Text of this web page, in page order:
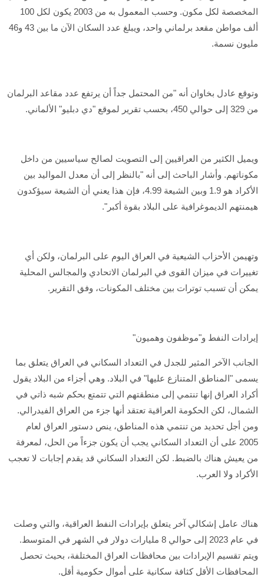
المخصصة لكل مكون. وحسب المعمول به من 2003 يكون لكل 100
ألف مواطن مقعد برلماني واحد، ويبلغ عدد السكان الآن ما بين 43 و46
مليون نسمة.
وتوقع عادل بخاوان أنه "من المحتمل جداً أن يرتفع عدد مقاعد البرلمان
من 329 إلى حوالي 450، بحسب تقرير لموقع "دي دبليو" الألماني.
ويميل الكثير من العراقيين إلى التصويت لصالح سياسيين من داخل
مكوناتهم. وأشار الباحث إلى أنه "بالنظر إلى أن معدل المواليد بين
الأكراد هو 1.9 وبين الشيعة 4.99، فإن هذا يعني أن الشيعة سيؤكدون
هيمنتهم الديموغرافية على البلاد بقوة أكبر".
وتهيمن الأحزاب الشيعية في العراق اليوم على البرلمان، ولكن أي
تغييرات في ميزان القوى في البرلمان الاتحادي والمجالس المحلية
يمكن أن تسبب توترات بين مختلف المكونات، وفق التقرير.
إيرادات النفط و"موظفون وهميون"
الجانب الآخر المثير للجدل في التعداد السكاني في العراق يتعلق بما
يسمى "المناطق المتنازع عليها" في البلاد. وهي أجزاء من البلاد يقول
أكراد العراق إنها تنتمي إلى منطقتهم التي تتمتع بحكم شبه ذاتي في
الشمال، لكن الحكومة العراقية تعتقد أنها جزء من العراق الفيدرالي.
ومن أجل تحديد من تنتمي هذه المناطق، ينص دستور العراق لعام
2005 على أن التعداد السكاني يجب أن يكون جزءاً من الحل، لمعرفة
من يعيش هناك بالضبط. لكن التعداد السكاني قد يقدم إجابات لا تعجب
الأكراد ولا العرب.
هناك عامل إشكالي آخر يتعلق بإيرادات النفط العراقية، والتي وصلت
في عام 2023 إلى حوالي 8 مليارات دولار في الشهر في المتوسط.
ويتم تقسيم الإيرادات بين محافظات العراق المختلفة، بحيث تحصل
المحافظات الأقل كثافة سكانية على أموال حكومية أقل.